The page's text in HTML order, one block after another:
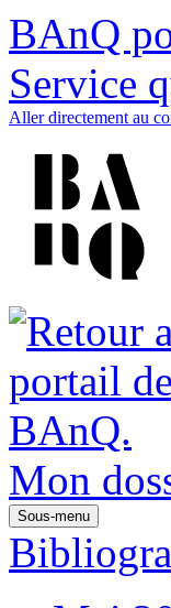
BAnQ
Service
Aller directement au
Mon
Sous-menu